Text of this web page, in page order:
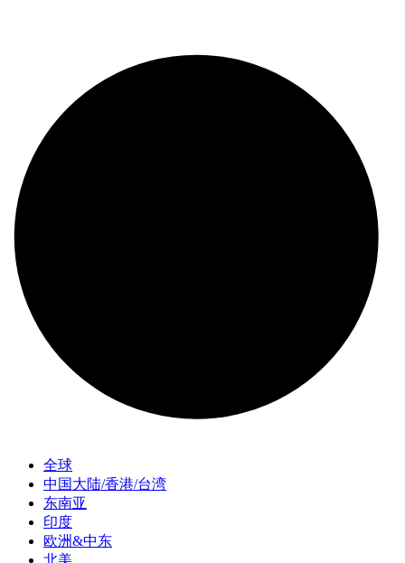
全球
中国大陆/香港/台湾
东南亚
印度
欧洲&中东